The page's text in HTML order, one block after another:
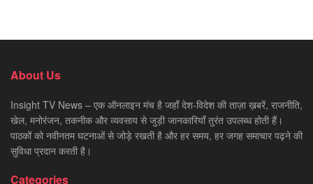
About Us
Insight TV News – एक ऑनलाइन मंच है जहाँ देश-विदेश की ताज़ा ख़बरें, राजनीति,
खेल, मनोरंजन, तकनीक और व्यवसाय से जुड़ी जानकारियाँ तुरंत उपलब्ध होती हैं।
पाठकों को नवीनतम घटनाओं से जोड़े रखती है और हर समय, हर जगह समाचार पढ़ने की
सुविधा प्रदान करती है।
Categories